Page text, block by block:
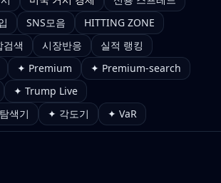
SNS모음
HITTING ZONE
검색 시장반응
실적 랭킹
✦ Premium
✦ Premium-search
✦ Trump Live
색기
✦ 각도기 ✦ VaR